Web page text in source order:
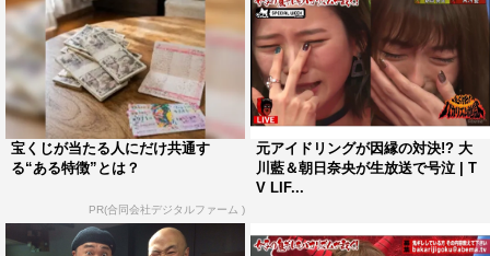
＜中継レポーター＞
ベック、西崎莉麻
＜アナウンサー＞
池谷麻依
『原宿アベニュー』
放送日時：7月15日（土）昼12時～14時
放送チャンネル：AbemaNews
宝くじが当たる人にだけ共通す
る“ある特徴”とは？
PR(合同会社デジタルファーム )
元アイドリングが因縁の対決!? 大
川藍＆朝日奈央が生放送で号泣 | T
V LIF...